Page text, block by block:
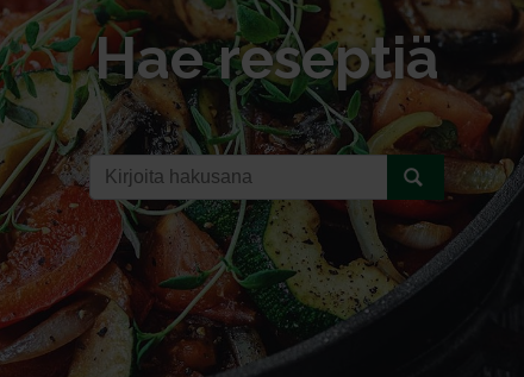
Hae reseptiä